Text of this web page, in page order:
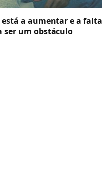
a aumentar e a falta
ser um obstáculo